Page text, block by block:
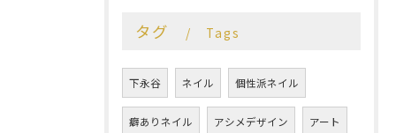
タグ Tags
下永谷 ネイル 個性派ネイル
癖ありネイル アシメデザイン アート